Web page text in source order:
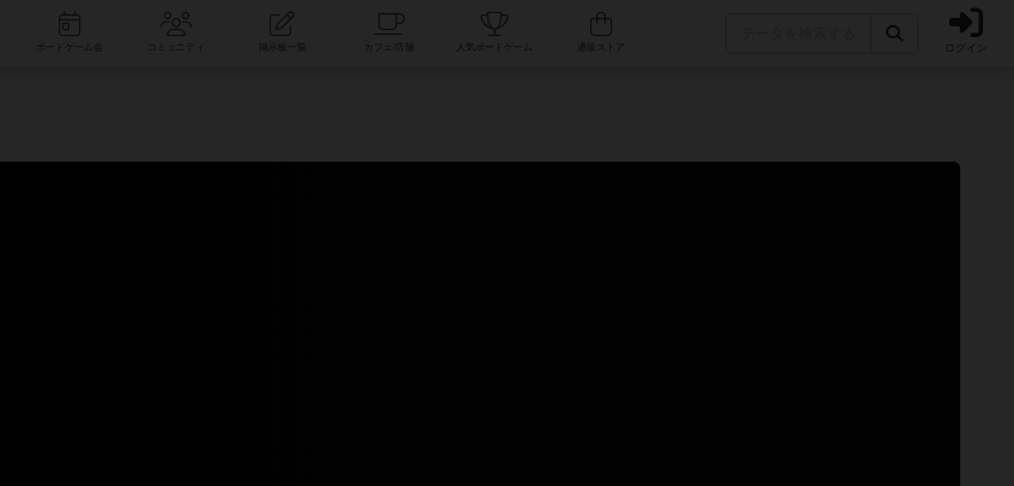
コミュニティ 人気ボードゲーム ログイン